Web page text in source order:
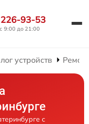
93-53
9:00 до 21:00
устройств
с